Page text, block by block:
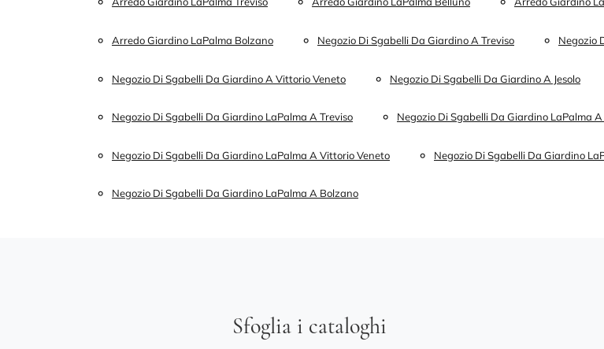
Arredo Giardino LaPalma Bolzano Negozio Di Sgabelli Da Giardino A Treviso Negozio
Negozio Di Sgabelli Da Giardino A Vittorio Veneto Negozio Di Sgabelli Da Giardino A Jesolo
Negozio Di Sgabelli Da Giardino LaPalma A Treviso Negozio Di Sgabelli Da Giardino LaPalma
Negozio Di Sgabelli Da Giardino LaPalma A Vittorio Veneto Negozio Di Sgabelli Da Giardino
Negozio Di Sgabelli Da Giardino LaPalma A Bolzano
Sfoglia i cataloghi